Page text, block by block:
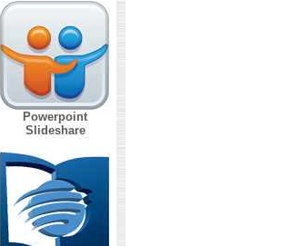
Powerpoint
Slideshare